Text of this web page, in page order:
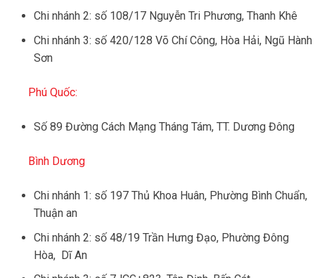
Chi nhánh 2: số 108/17 Nguyễn Tri Phương, Thanh Khê
Chi nhánh 3: số 420/128 Võ Chí Công, Hòa Hải, Ngũ Hành
Sơn
Phú Quốc:
Số 89 Đường Cách Mạng Tháng Tám, TT. Dương Đông
Bình Dương
Chi nhánh 1: số 197 Thủ Khoa Huân, Phường Bình Chuẩn,
Thuận an
Chi nhánh 2: số 48/19 Trần Hưng Đạo, Phường Đông
Hòa, Dĩ An